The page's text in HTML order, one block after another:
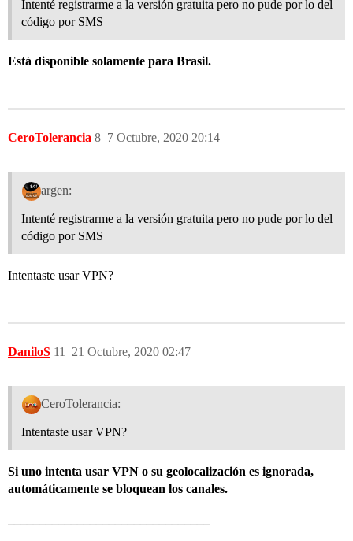
Intenté registrarme a la versión gratuita pero no pude por lo del
código por SMS
Está disponible solamente para Brasil.
CeroTolerancia 7 Octubre, 2020 20:14
8
argen:
Intenté registrarme a la versión gratuita pero no pude por lo del
código por SMS
Intentaste usar VPN?
DaniloS 21 Octubre, 2020 02:47
11
CeroTolerancia:
Intentaste usar VPN?
Si uno intenta usar VPN o su geolocalización es ignorada,
automáticamente se bloquean los canales.